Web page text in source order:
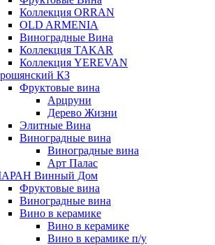
Коллекция ORRAN
OLD ARMENIA
Виноградные Вина
Коллекция TAKAR
Коллекция YEREVAN
КЗ
Фруктовые вина
Арцруни
Дерево Жизни
Элитные Вина
Виноградные вина
Виноградные вина
Арт Палас
Винный Дом
Фруктовые вина
Виноградные вина
Вино в керамике
Вино в керамике
Вино в керамике п/у